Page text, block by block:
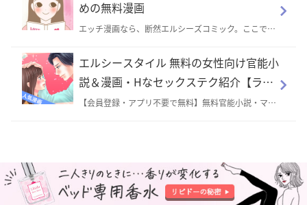
安心してご覧いただけます。
めの無料漫画
エッチ漫画なら、断然エルシーズコミック。ここでし
クまで、女性向けの無料の官能マンガが盛りだくさ
ん。完全オリジナルのエッチなコミックを試し読みも
できます♪投稿作品や実際の体験談に基づいたものな
ど。商品の使い方漫画もあります。
エルシースタイル 無料の女性向け官能小
説＆漫画・Hなセックステク紹介【ラブ
コスメ】
【会員登録・アプリ不要で無料】無料官能小説・マン
ページTOPへもどる